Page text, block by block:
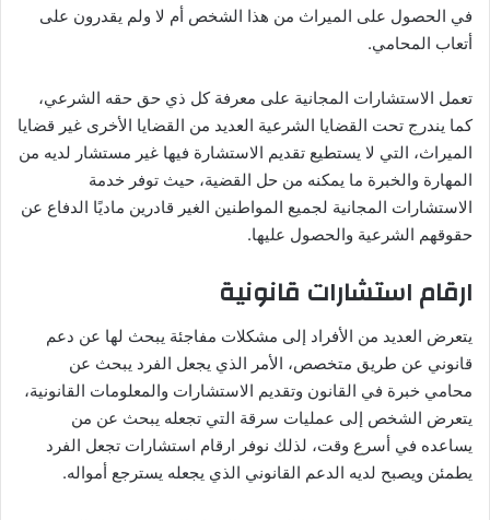
في الحصول على الميراث من هذا الشخص أم لا ولم يقدرون على
أتعاب المحامي.
تعمل الاستشارات المجانية على معرفة كل ذي حق حقه الشرعي،
كما يندرج تحت القضايا الشرعية العديد من القضايا الأخرى غير قضايا
الميراث، التي لا يستطيع تقديم الاستشارة فيها غير مستشار لديه من
المهارة والخبرة ما يمكنه من حل القضية، حيث توفر خدمة
الاستشارات المجانية لجميع المواطنين الغير قادرين ماديًا الدفاع عن
حقوقهم الشرعية والحصول عليها.
ارقام استشارات قانونية
يتعرض العديد من الأفراد إلى مشكلات مفاجئة يبحث لها عن دعم
قانوني عن طريق متخصص، الأمر الذي يجعل الفرد يبحث عن
محامي خبرة في القانون وتقديم الاستشارات والمعلومات القانونية،
يتعرض الشخص إلى عمليات سرقة التي تجعله يبحث عن من
يساعده في أسرع وقت، لذلك نوفر ارقام استشارات تجعل الفرد
يطمئن ويصبح لديه الدعم القانوني الذي يجعله يسترجع أمواله.